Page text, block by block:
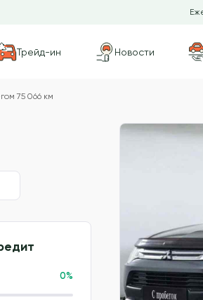
Трейд-ин Новости
75 066 км
0%